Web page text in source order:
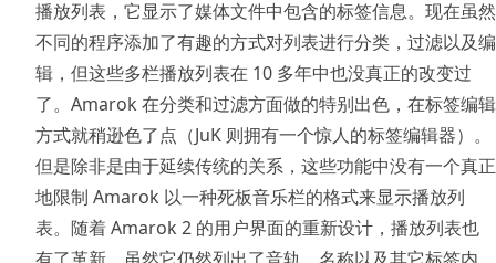
播放列表，它显示了媒体文件中包含的标签信息。现在虽然
不同的程序添加了有趣的方式对列表进行分类，过滤以及编
辑，但这些多栏播放列表在 10 多年中也没真正的改变过
了。Amarok 在分类和过滤方面做的特别出色，在标签编辑
方式就稍逊色了点（JuK 则拥有一个惊人的标签编辑器）。
但是除非是由于延续传统的关系，这些功能中没有一个真正
地限制 Amarok 以一种死板音乐栏的格式来显示播放列
表。随着 Amarok 2 的用户界面的重新设计，播放列表也